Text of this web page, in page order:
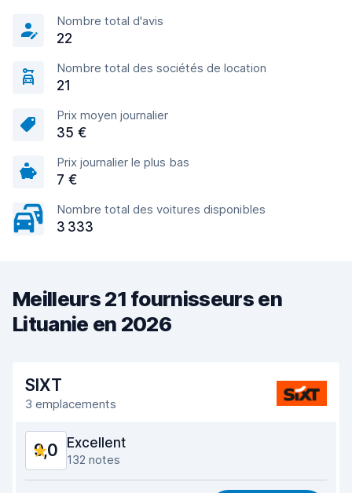
Nombre total d'avis
22
Nombre total des sociétés de location
21
Prix moyen journalier
35 €
Prix journalier le plus bas
7 €
Nombre total des voitures disponibles
3 333
Meilleurs 21 fournisseurs en
Lituanie en 2026
SIXT
3 emplacements
9,0 Excellent
132 notes